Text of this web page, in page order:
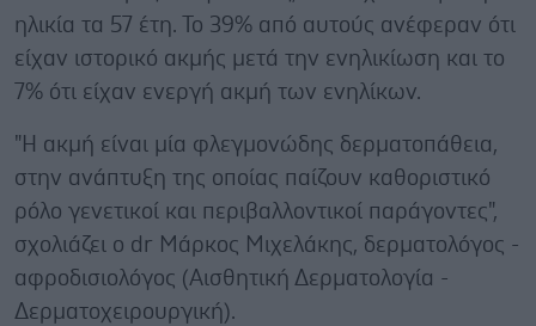
ηλικία τα 57 έτη. Το 39% από αυτούς ανέφεραν ότι
είχαν ιστορικό ακμής μετά την ενηλικίωση και το
7% ότι είχαν ενεργή ακμή των ενηλίκων.
"Η ακμή είναι μία φλεγμονώδης δερματοπάθεια,
στην ανάπτυξη της οποίας παίζουν καθοριστικό
ρόλο γενετικοί και περιβαλλοντικοί παράγοντες",
σχολιάζει ο dr Μάρκος Μιχελάκης, δερματολόγος -
αφροδισιολόγος (Αισθητική Δερματολογία -
Δερματοχειρουργική).